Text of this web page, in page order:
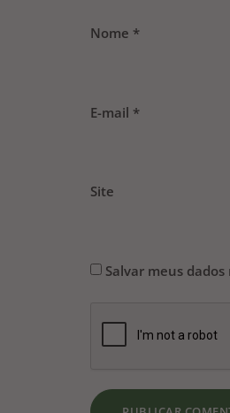
Nome *
E-mail *
Site
Salvar meus